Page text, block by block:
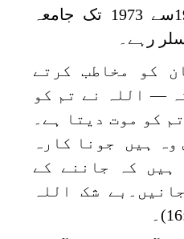
ہوچکی تھی۔وہ 1948سے 1973 تک جامعہ
رہے۔
کو مخاطب کرتے
— اللہ نے تم کو
کو موت دیتا ہے۔
وہ ہیں جونا کارہ
ہیں کہ جاننے کے
شک اللہ